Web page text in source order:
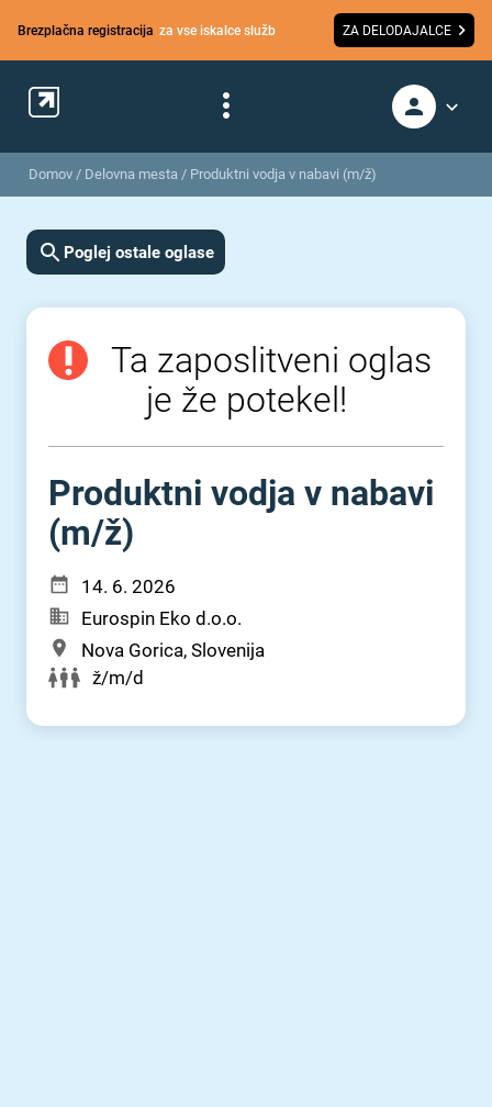
Brezplačna registracija za vse iskalce služb ZA DELODAJALCE
Domov / Delovna mesta / Produktni vodja v nabavi (m/ž)
Poglej ostale oglase
Ta zaposlitveni oglas
je že potekel!
Produktni vodja v nabavi
(m⁠/⁠ž)
14. 6. 2026
Eurospin Eko d.o.o.
Nova Gorica, Slovenija
ž/m/d